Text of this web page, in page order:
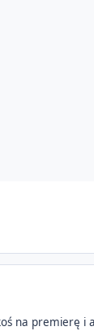
na premierę i